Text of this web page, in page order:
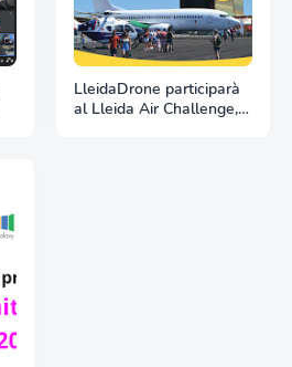
LleidaDrone participarà
al Lleida Air Challenge,